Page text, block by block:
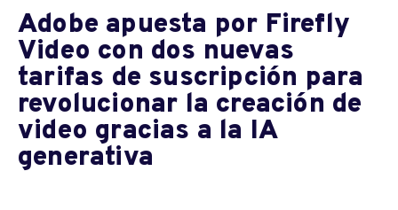
Adobe apuesta por Firefly
Video con dos nuevas
tarifas de suscripción para
revolucionar la creación de
video gracias a la IA
generativa